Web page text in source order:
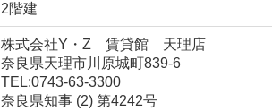
2階建
株式会社Y・Z 賃貸館 天理店
奈良県天理市川原城町839-6
TEL:0743-63-3300
奈良県知事 (2) 第4242号